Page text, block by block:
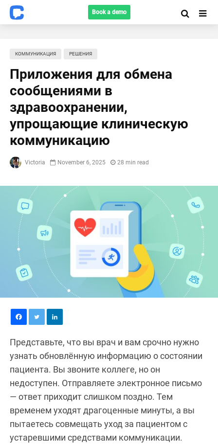
Book a demo
КОММУНИКАЦИЯ РЕШЕНИЯ
Приложения для обмена
сообщениями в
здравоохранении,
упрощающие клиническую
коммуникацию
Victoria November 6, 2025 28 min read
Представьте, что вы врач и вам срочно нужно
узнать обновлённую информацию о состоянии
пациента. Вы звоните коллеге, но он
недоступен. Отправляете электронное письмо
— ответ приходит слишком поздно. Тем
временем уходят драгоценные минуты, а вы
пытаетесь совмещать уход за пациентом с
устаревшими средствами коммуникации.